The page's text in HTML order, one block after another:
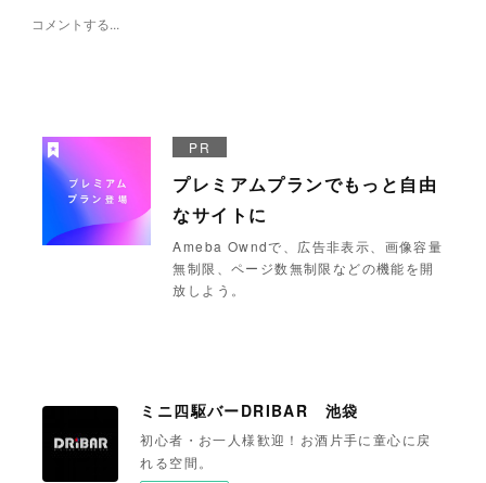
PR
プレミアムプランでもっと自由
なサイトに
Ameba Owndで、広告非表示、画像容量
無制限、ページ数無制限などの機能を開
放しよう。
ミニ四駆バーDRIBAR 池袋
初心者・お一人様歓迎！お酒片手に童心に戻
れる空間。